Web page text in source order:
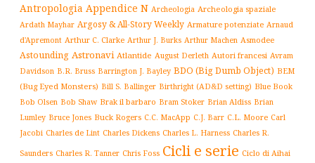
Antropologia Appendice N Archeologia Archeologia spaziale
Ardath Mayhar Argosy & All-Story Weekly Armature potenziate Arnaud
d'Apremont Arthur C. Clarke Arthur J. Burks Arthur Machen Asmodee
Astounding Astronavi Atlantide August Derleth Autori francesi Avram
Davidson B.R. Bruss Barrington J. Bayley BDO (Big Dumb Object) BEM
(Bug Eyed Monsters) Bill S. Ballinger Birthright (AD&D setting) Blue Book
Bob Olsen Bob Shaw Brak il barbaro Bram Stoker Brian Aldiss Brian
Lumley Bruce Jones Buck Rogers C.C. MacApp C.J. Barr C.L. Moore Carl
Jacobi Charles de Lint Charles Dickens Charles L. Harness Charles R.
Saunders Charles R. Tanner Chris Foss Cicli e serie Ciclo di Aihai